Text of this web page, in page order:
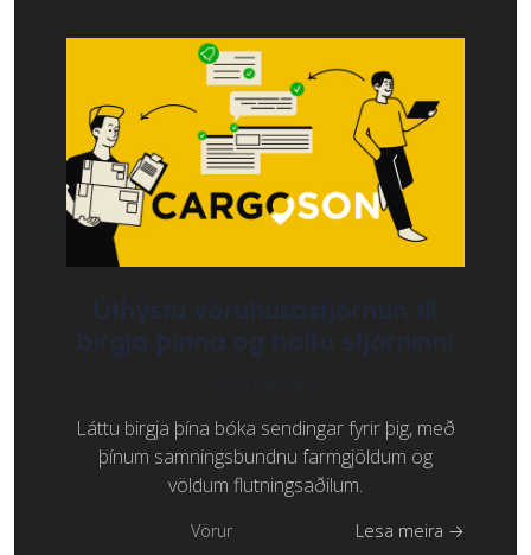
Úthýstu vöruhúsastjórnun til
birgja þinna og haltu stjórninni
Tanel Vaarmann
Láttu birgja þína bóka sendingar fyrir þig, með
þínum samningsbundnu farmgjöldum og
völdum flutningsaðilum.
Vörur Lesa meira →